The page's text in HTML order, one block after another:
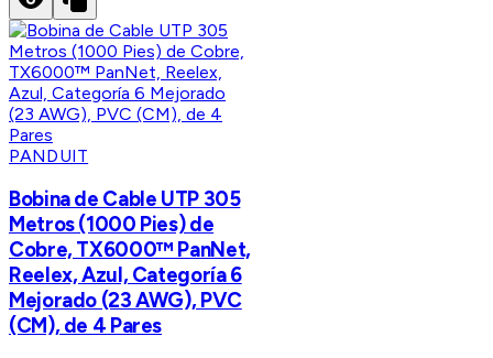
PANDUIT
Bobina de Cable UTP 305
Metros (1000 Pies) de
Cobre, TX6000™ PanNet,
Reelex, Azul, Categoría 6
Mejorado (23 AWG), PVC
(CM), de 4 Pares